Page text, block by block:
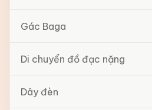
Gác Baga
Di chuyển đồ đạc nặng
Dây đèn